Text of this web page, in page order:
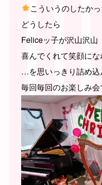
こういうのしたか
どうしたら
Feliceッ子が沢山沢山
喜んでくれて笑顔に
…を思いっきり詰め込
毎回毎回のお楽しみ会